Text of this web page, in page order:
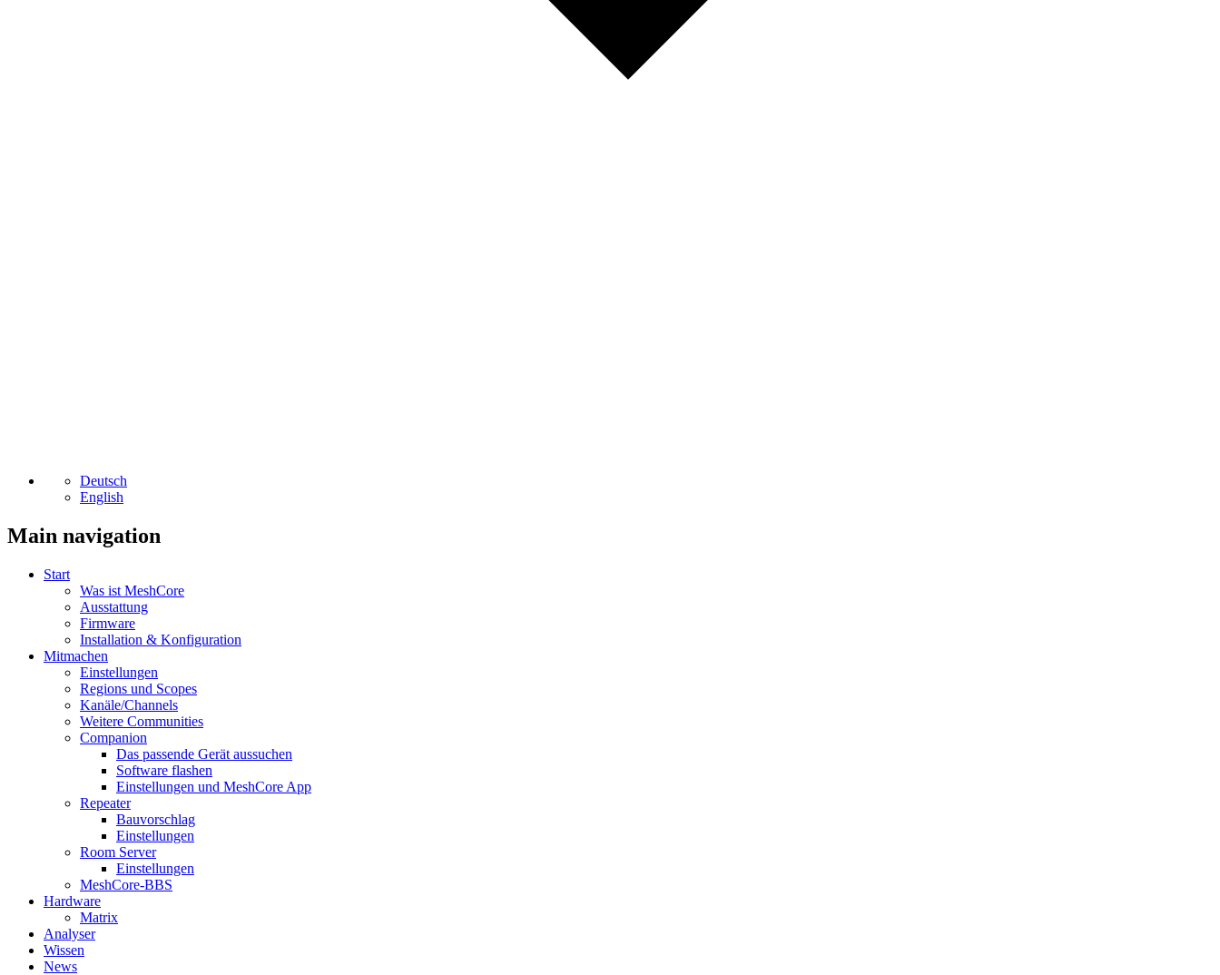
Deutsch
English
Main navigation
Start
Was ist MeshCore
Ausstattung
Firmware
Installation & Konfiguration
Mitmachen
Einstellungen
Regions und Scopes
Kanäle/Channels
Weitere Communities
Companion
Das passende Gerät aussuchen
Software flashen
Einstellungen und MeshCore App
Repeater
Bauvorschlag
Einstellungen
Room Server
Einstellungen
MeshCore-BBS
Hardware
Matrix
Analyser
Wissen
News